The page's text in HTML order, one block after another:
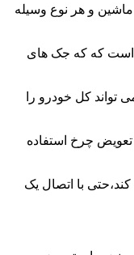
و هر نوع وسیله
است که که جک های
کل خودرو را
چرخ استفاده
با اتصال یک